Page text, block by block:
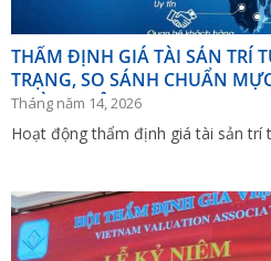
THẨM ĐỊNH GIÁ TÀI SẢN TRÍ
TRẠNG, SO SÁNH CHUẨN
HOÀN THIỆN
Tháng năm 14, 2026
Hoạt động thẩm định giá tài sản trí